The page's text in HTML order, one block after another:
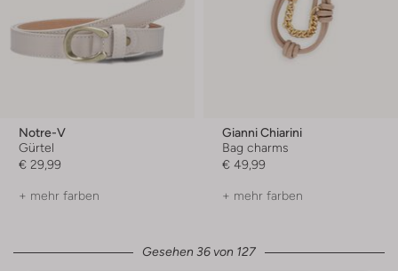
Notre-V
Gürtel
€ 29,99
+ mehr farben
Gianni Chiarini
Bag charms
€ 49,99
+ mehr farben
Gesehen 36 von 127